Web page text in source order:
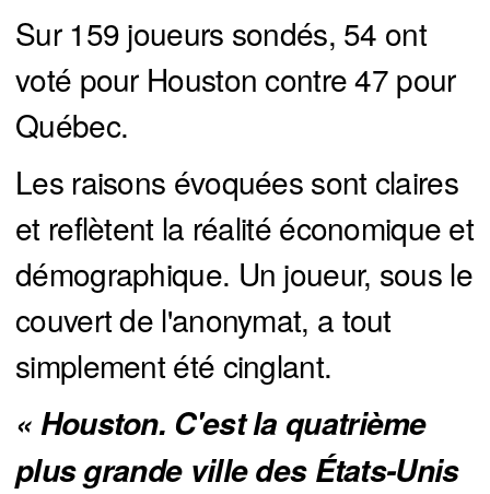
Sur 159 joueurs sondés, 54 ont
voté pour Houston contre 47 pour
Québec.
Les raisons évoquées sont claires
et reflètent la réalité économique et
démographique. Un joueur, sous le
couvert de l'anonymat, a tout
simplement été cinglant.
« Houston. C'est la quatrième
plus grande ville des États-Unis